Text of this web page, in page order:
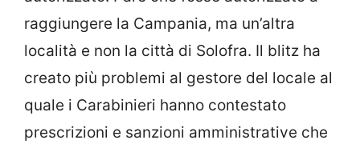
raggiungere la Campania, ma un’altra
località e non la città di Solofra. Il blitz ha
creato più problemi al gestore del locale al
quale i Carabinieri hanno contestato
prescrizioni e sanzioni amministrative che